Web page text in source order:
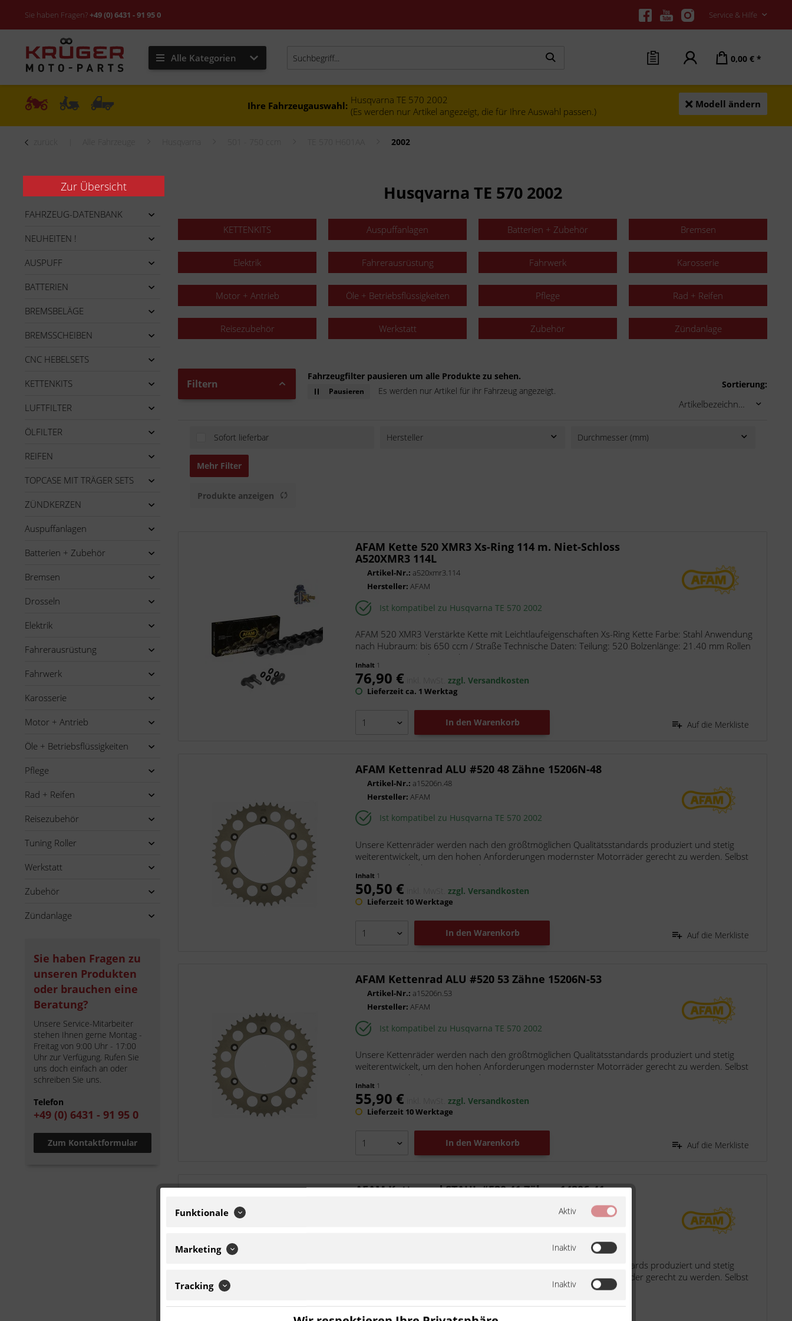
Sie haben Fragen?+49 (0) 6431 - 91 95 0 Service & Hilfe
Alle Kategorien 0,00 € *
Ihre Fahrzeugauswahl: Husqvarna TE 570 2002
(Es werden nur Artikel angezeigt, die für Ihre Auswahl passen.)
Modell ändern
2002
FAHRZEUG-DATENBANK
NEUHEITEN !
AUSPUFF
BATTERIEN
BREMSBELÄGE
BREMSSCHEIBEN
CNC HEBELSETS
KETTENKITS
LUFTFILTER
ÖLFILTER
REIFEN
TOPCASE MIT TRÄGER SETS
ZÜNDKERZEN
Auspuffanlagen
Batterien + Zubehör
Bremsen
Drosseln
Elektrik
Fahrerausrüstung
Fahrwerk
Karosserie
Motor + Antrieb
Öle + Betriebsflüssigkeiten
Pflege
Rad + Reifen
Reisezubehör
Tuning Roller
Werkstatt
Zubehör
Zündanlage
Sie haben Fragen zu
unseren Produkten
oder brauchen eine
Beratung?
Unsere Service-Mitarbeiter
stehen Ihnen gerne Montag -
Freitag von 9:00 Uhr - 17:00
Uhr zur Verfügung. Rufen Sie
uns doch einfach an oder
schreiben Sie uns.
Telefon
+49 (0) 6431 - 91 95 0
Zum Kontaktformular
Zur Übersicht Husqvarna TE 570 2002
KETTENKITS Auspuffanlagen Batterien + Zubehör Bremsen
Elektrik Fahrerausrüstung Fahrwerk Karosserie
Motor + Antrieb Öle + Betriebsflüssigkeiten Pflege Rad + Reifen
Reisezubehör Werkstatt Zubehör Zündanlage
Filtern
Fahrzeugfilter pausieren um alle Produkte zu sehen.
Pausieren Es werden nur Artikel für ihr Fahrzeug angezeigt.
Sortierung:
Sofort lieferbar Hersteller
DID
Esjot
Gtechniq
Kettenkit DID AFAM
LeoVince
Moto-Master
MotoLibre
Pressol
Putoline
Rath, pr88
TRW
Tucano Urbano
V Parts
Durchmesser (mm)
Mehr Filter
Produkte anzeigen
AFAM Kette 520 XMR3 Xs-Ring 114 m. Niet-Schloss
A520XMR3 114L
Artikel-Nr.: a520xmr3.114
Hersteller:AFAM
Ist kompatibel zu Husqvarna TE 570 2002
AFAM 520 XMR3 Verstärkte Kette mit Leichtlaufeigenschaften Xs-Ring Kette Farbe: Stahl Anwendung
nach Hubraum: bis 650 ccm / Straße Technische Daten: Teilung: 520 Bolzenlänge: 21.40 mm Rollen
Ø: 10.16 mm Laschenstärke:...
Inhalt 1
76,90 € inkl. MwSt.zzgl. Versandkosten
Lieferzeit ca. 1 Werktag
In den Warenkorb Auf die Merkliste
AFAM Kettenrad ALU #520 48 Zähne 15206N-48
Artikel-Nr.: a15206n.48
Hersteller:AFAM
Ist kompatibel zu Husqvarna TE 570 2002
Unsere Kettenräder werden nach den größtmöglichen Qualitätsstandards produziert und stetig
weiterentwickelt, um den hohen Anforderungen modernster Motorräder gerecht zu werden. Selbst
unsere superleichten Kettenräder...
Inhalt 1
50,50 € inkl. MwSt.zzgl. Versandkosten
Lieferzeit 10 Werktage
In den Warenkorb Auf die Merkliste
AFAM Kettenrad ALU #520 53 Zähne 15206N-53
Artikel-Nr.: a15206n.53
Hersteller:AFAM
Ist kompatibel zu Husqvarna TE 570 2002
Unsere Kettenräder werden nach den größtmöglichen Qualitätsstandards produziert und stetig
weiterentwickelt, um den hohen Anforderungen modernster Motorräder gerecht zu werden. Selbst
unsere superleichten Kettenräder...
Inhalt 1
55,90 € inkl. MwSt.zzgl. Versandkosten
Lieferzeit 10 Werktage
In den Warenkorb Auf die Merkliste
AFAM Kettenrad STAHL #520 41 Zähne 14206-41
Unsere Kettenräder werden nach den größtmöglichen Qualitätsstandards produziert und stetig
weiterentwickelt, um den hohen Anforderungen modernster Motorräder gerecht zu werden. Selbst
26,50 €
Funktionale Aktiv
Marketing Inaktiv
Tracking Inaktiv